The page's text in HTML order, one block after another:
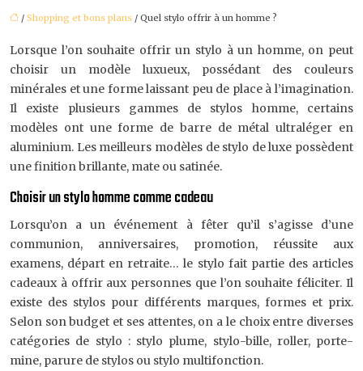
/ Shopping et bons plans / Quel stylo offrir à un homme ?
Lorsque l’on souhaite offrir un stylo à un homme, on peut
choisir un modèle luxueux, possédant des couleurs
minérales et une forme laissant peu de place à l’imagination.
Il existe plusieurs gammes de stylos homme, certains
modèles ont une forme de barre de métal ultraléger en
aluminium. Les meilleurs modèles de stylo de luxe possèdent
une finition brillante, mate ou satinée.
Choisir un stylo homme comme cadeau
Lorsqu’on a un événement à fêter qu’il s’agisse d’une
communion, anniversaires, promotion, réussite aux
examens, départ en retraite… le stylo fait partie des articles
cadeaux à offrir aux personnes que l’on souhaite féliciter. Il
existe des stylos pour différents marques, formes et prix.
Selon son budget et ses attentes, on a le choix entre diverses
catégories de stylo : stylo plume, stylo-bille, roller, porte-
mine, parure de stylos ou stylo multifonction.